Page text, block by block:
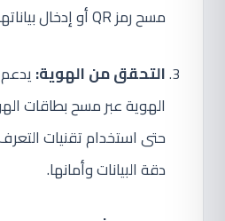
مسح رمز QR أو إدخال بياناتهم.
التحقق من الهوية:
الهوية عبر مسح بطاقات
حتى استخدام تقنيات
دقة البيانات وأمانها.